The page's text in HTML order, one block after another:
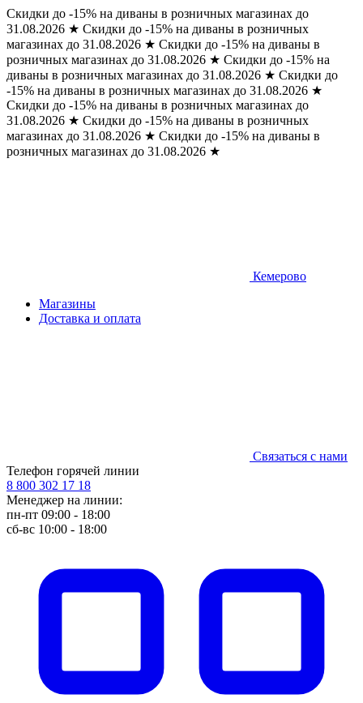
Скидки до -15% на диваны в розничных магазинах до
31.08.2026 ★ Скидки до -15% на диваны в розничных
магазинах до 31.08.2026 ★ Скидки до -15% на диваны в
розничных магазинах до 31.08.2026 ★ Скидки до -15% на
диваны в розничных магазинах до 31.08.2026 ★ Скидки до
-15% на диваны в розничных магазинах до 31.08.2026 ★
Скидки до -15% на диваны в розничных магазинах до
31.08.2026 ★ Скидки до -15% на диваны в розничных
магазинах до 31.08.2026 ★ Скидки до -15% на диваны в
розничных магазинах до 31.08.2026 ★
Кемерово
Магазины
Доставка и оплата
Связаться с нами
Телефон горячей линии
8 800 302 17 18
Менеджер на линии:
пн-пт 09:00 - 18:00
сб-вс 10:00 - 18:00